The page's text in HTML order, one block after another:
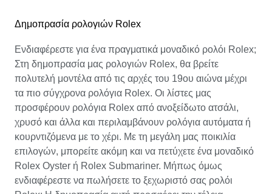
Δημοπρασία ρολογιών Rolex
Ενδιαφέρεστε για ένα πραγματικά μοναδικό ρολόι Rolex;
Στη δημοπρασία μας ρολογιών Rolex, θα βρείτε
πολυτελή μοντέλα από τις αρχές του 19ου αιώνα μέχρι
τα πιο σύγχρονα ρολόγια Rolex. Οι λίστες μας
προσφέρουν ρολόγια Rolex από ανοξείδωτο ατσάλι,
χρυσό και άλλα και περιλαμβάνουν ρολόγια αυτόματα ή
κουρντιζόμενα με το χέρι. Με τη μεγάλη μας ποικιλία
επιλογών, μπορείτε ακόμη και να πετύχετε ένα μοναδικό
Rolex Oyster ή Rolex Submariner. Μήπως όμως
ενδιαφέρεστε να πωλήσετε το ξεχωριστό σας ρολόι